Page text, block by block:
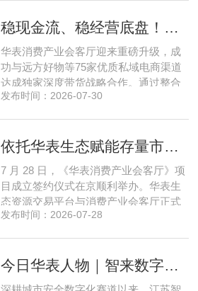
源同步联动，以沉浸式实景打卡、全流
式，全方位拆解新疆优质驼奶
华表消费产业会客厅迎来重磅升级，成
功与远方好物等75家优质私域电商渠道
达成独家深度带货战略合作。通过整合
全网顶尖私域资源，项目搭建起全国性
矩阵，核心竞争力与行业影响力实现跨
实体经济长效发展注入全新动能
发布时间：2026-07-30
依托华表生态赋能存量市场《华表消费产业会客厅》项目签约落地
7 月 28 日，《华表消费产业会客厅》项
目成立签约仪式在京顺利举办。华表生
态资源交易平台与消费产业会客厅正式
签署合作协议，标志着立足华表生态资
源交易平台董事长吴海花，消费产业会
发布时间：2026-07-28
今日华表人物｜智来数字总经理夏敦申：探寻城市风险 AI 防控创新之路